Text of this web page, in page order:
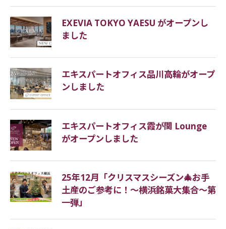
space, information equipment, etc. necessary for
business at a lower initial cost than renting an
office space directly from the building owner.
There are various types depending on the
their low initial cost, these offices are often used
as start-up offices.
What documents are required
for the rental office contract?
As screening documents (including confirmation
at the time of transaction)
(1) In the case of an individual contract, an official
EXEVIA TOKYO YAESU がオープンし
ました
エキスパートオフィス品川高輪がオープ
ンしました
エキスパートオフィス霞が関 Lounge
がオープンしました
25年12月「クリスマスシーズン🎄お手
土産のご参考に！～横浜銘菓大集合～第
一弾」